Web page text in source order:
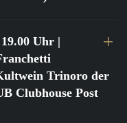
Uhr |
Trinoro der
Clubhouse Post